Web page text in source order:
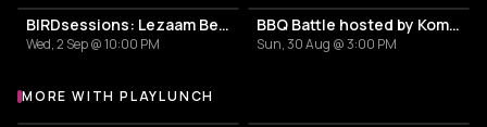
BIRDsessions: Lezaam Beets
Wed, 2 Sep @ 10:00 PM
BBQ Battle hosted by Komproeven
Sun, 30 Aug @ 3:00 PM
More events with Playlunch
MORE WITH PLAYLUNCH